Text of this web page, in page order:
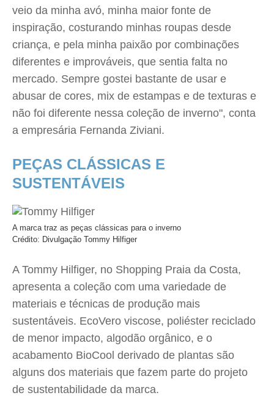
veio da minha avó, minha maior fonte de
inspiração, costurando minhas roupas desde
criança, e pela minha paixão por combinações
diferentes e improváveis, que sentia falta no
mercado. Sempre gostei bastante de usar e
abusar de cores, mix de estampas e de texturas e
não foi diferente nessa coleção de inverno", conta
a empresária Fernanda Ziviani.
PEÇAS CLÁSSICAS E
SUSTENTÁVEIS
A marca traz as peças clássicas para o inverno
Crédito: Divulgação Tommy Hilfiger
A Tommy Hilfiger, no Shopping Praia da Costa,
apresenta a coleção com uma variedade de
materiais e técnicas de produção mais
sustentáveis. EcoVero viscose, poliéster reciclado
de menor impacto, algodão orgânico, e o
acabamento BioCool derivado de plantas são
alguns dos materiais que fazem parte do projeto
de sustentabilidade da marca.